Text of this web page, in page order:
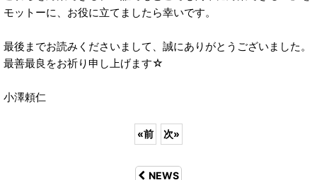
モットーに、お役に立てましたら幸いです。
最後までお読みくださいまして、誠にありがとうございました。
最善最良をお祈り申し上げます☆
小澤頼仁
«前 次»
NEWS